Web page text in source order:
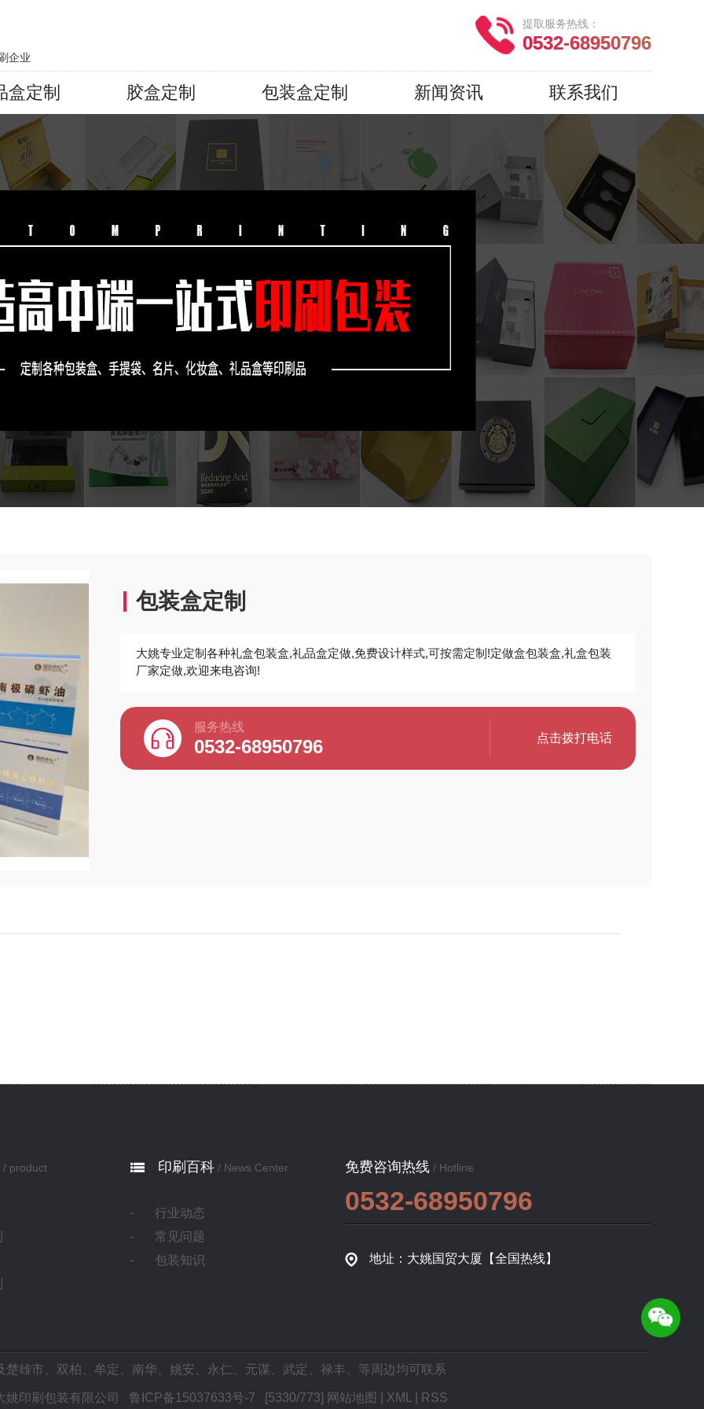
企业
提取服务热线：
0532-68950796
盒定制 胶盒定制 包装盒定制 新闻资讯 联系我们
包装盒定制
大姚专业定制各种礼盒包装盒,礼品盒定做,免费设计样式,可按需定制!定做盒包装盒,礼盒包装
厂家定做,欢迎来电咨询!
服务热线
0532-68950796 点击拨打电话
免费咨询热线 / Hotline
0532-68950796
地址：大姚国贸大厦【全国热线】
/ product 印刷百科/ News Center
行业动态
常见问题
包装知识
楚雄市 双柏 牟定 南华 姚安 永仁 元谋 武定 禄丰 、等周边均可联系
姚印刷包装有限公司 鲁ICP备15037633号-7 [5330/773] 网站地图 XML RSS